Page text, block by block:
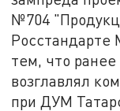
№704
Росстандарте
тем, что
возглавлял
при ДУМ